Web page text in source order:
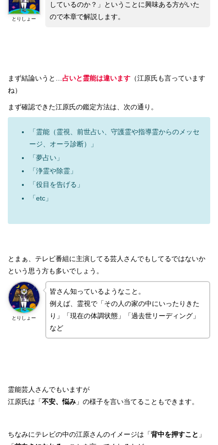
とりしょー
しているのか？」ということに興味ある方がいた
ので本章で解説します。
まず結論いうと…占いと霊能は違います （江原氏も言っています
ね）
まず確認できた江原氏の鑑定方法は、次の通り。
「霊能（霊視、前世占い、守護霊や指導霊からのメッセ
ージ、オーラ診断）」
「夢占い」
「浄霊や除霊」
「役目を告げる」
「etc」
とまぁ、テレビ番組に主演してる芸人さんでもしてるではないか
という思う方も多いでしょう。
とりしょー
皆さん知っているようなこと。
例えば、霊視で「その人の家の中にいったりきた
り」「現在の体調状態」「過去世リーディング」
など
霊能芸人さんでもいますが
江原氏は「不安、悩み 」の様子を言い当てることもできます。
ちなみにテレビの中の江原さんのイメージは「背中を押すこと 」